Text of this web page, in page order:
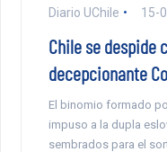
Diario UChile 15-
Chile se despide
decepcionante
El binomio formado
impuso a la dupla
sembrados para el